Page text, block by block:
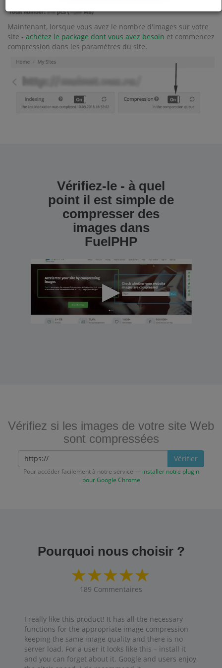
Maintenant, lorsque vous avez le nombre d'images sur votre
site - achetez le package dont vous avez besoin et commencez
compression dans les paramètres du site.
Vérifiez-le - à quel
point il est simple de
compresser des
images dans
FuelPHP
Vérifiez si les images de votre site Web
sont compressées
Vérifier
Pour accéder facilement à notre service — installer notre plugin
pour Google Chrome
Pourquoi nous choisir ?
189 Commentaires
I really like this product! It has all the necessary
functions for the appropriate image compression
keeping the same image quality and there is no
server load. For a user it looks like this – install it
and you can forget about it. Google and users enjoy